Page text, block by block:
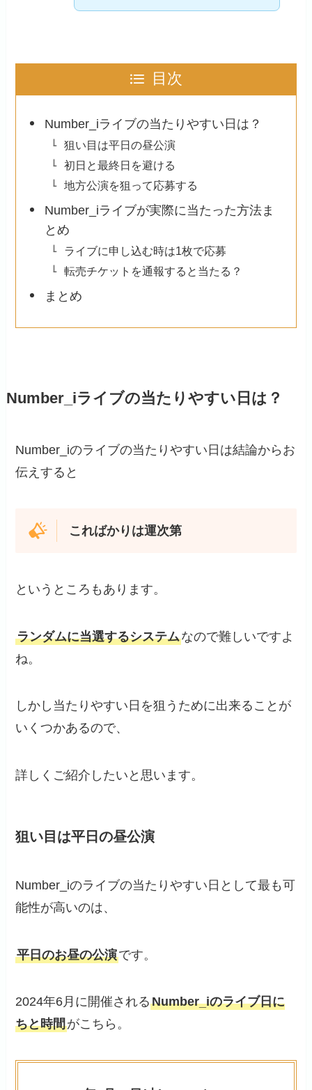
目次
Number_iライブの当たりやすい日は？
狙い目は平日の昼公演
初日と最終日を避ける
地方公演を狙って応募する
Number_iライブが実際に当たった方法ま
とめ
ライブに申し込む時は1枚で応募
転売チケットを通報すると当たる？
まとめ
Number_iライブの当たりやすい日は？
Number_iのライブの当たりやすい日は結論からお
伝えすると
こればかりは運次第
というところもあります。
ランダムに当選するシステムなので難しいですよ
ね。
しかし当たりやすい日を狙うために出来ることが
いくつかあるので、
詳しくご紹介したいと思います。
狙い目は平日の昼公演
Number_iのライブの当たりやすい日として最も可
能性が高いのは、
平日のお昼の公演です。
2024年6月に開催されるNumber_iのライブ日に
ちと時間がこちら。